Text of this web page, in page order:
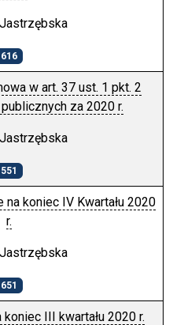
616
w art. 37 ust. 1 pkt. 2
za 2020 r.
551
koniec IV Kwartału 2020
r.
651
III kwartału 2020 r.